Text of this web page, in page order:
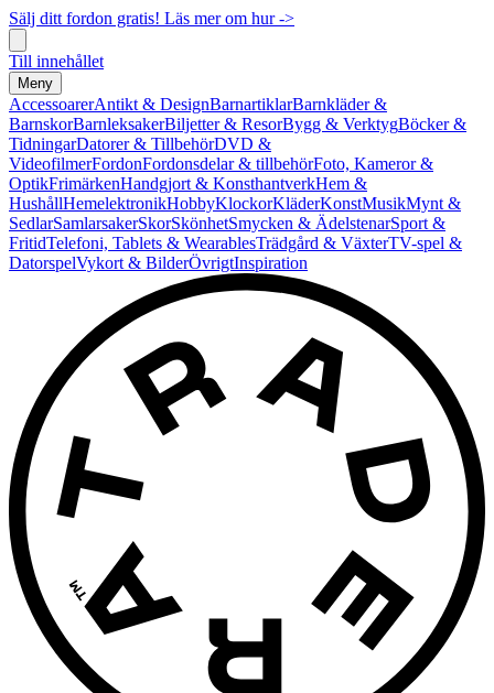
Sälj ditt fordon gratis! Läs mer om hur ->
Till innehållet
Meny
AccessoarerAntikt & DesignBarnartiklarBarnkläder &
BarnskorBarnleksakerBiljetter & ResorBygg & VerktygBöcker &
TidningarDatorer & TillbehörDVD &
VideofilmerFordonFordonsdelar & tillbehörFoto, Kameror &
OptikFrimärkenHandgjort & KonsthantverkHem &
HushållHemelektronikHobbyKlockorKläderKonstMusikMynt &
SedlarSamlarsakerSkorSkönhetSmycken & ÄdelstenarSport &
FritidTelefoni, Tablets & WearablesTrädgård & VäxterTV-spel &
DatorspelVykort & BilderÖvrigtInspiration